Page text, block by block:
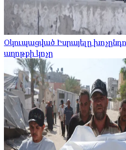
Օկուպացված Իսրայելը
աղոթքի կոչը